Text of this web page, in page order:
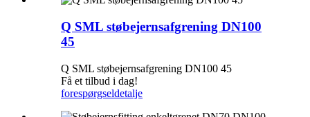
Q SML støbejernsafgrening DN100
45
Q SML støbejernsafgrening DN100 45
Få et tilbud i dag!
forespørgseldetalje